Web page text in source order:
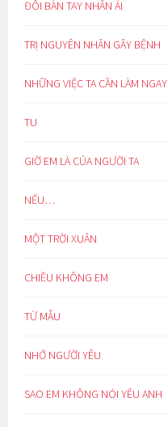
ĐÔI BÀN TAY NHÂN ÁI
TRỊ NGUYÊN NHÂN GÂY BỆNH
NHỮNG VIỆC TA CẦN LÀM NGAY
TU
GIỜ EM LÀ CỦA NGƯỜI TA
NẾU…
MỘT TRỜI XUÂN
CHIỀU KHÔNG EM
TỪ MẪU
NHỚ NGƯỜI YÊU
SAO EM KHÔNG NÓI YÊU ANH